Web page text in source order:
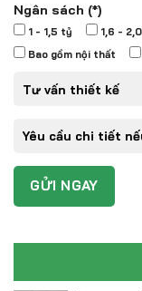
Ngân sách (*)
1 - 1,5 tỷ 1,6 -
Bao gồm nội thất